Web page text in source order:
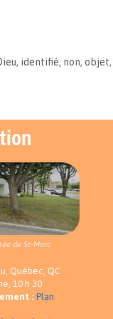
, identifié, non, objet,
de St-Marc
Québec, QC
10 h 30
: Plan